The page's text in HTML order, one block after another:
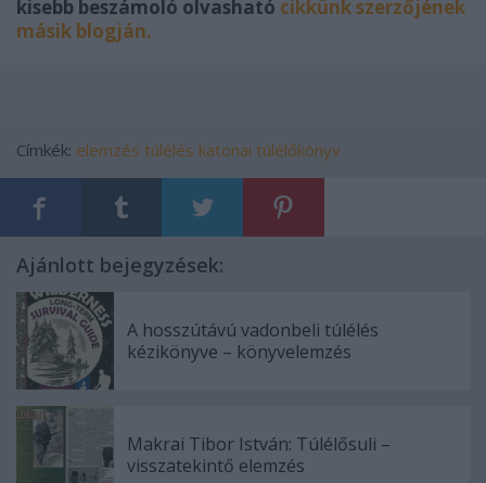
kisebb beszámoló olvasható cikkünk szerzőjének
másik blogján.
Címkék: elemzés túlélés katonai túlélőkönyv
Ajánlott bejegyzések:
A hosszútávú vadonbeli túlélés
kézikönyve – könyvelemzés
Makrai Tibor István: Túlélősuli –
visszatekintő elemzés